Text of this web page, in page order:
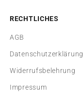
RECHTLICHES
AGB
Datenschutzerklärung
Widerrufsbelehrung
Impressum